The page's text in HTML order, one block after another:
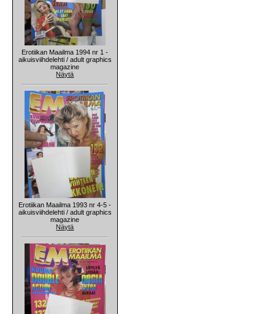
Erotiikan Maailma 1994 nr 1 -
aikuisviihdelehti / adult graphics
magazine
Näytä
Erotiikan Maailma 1993 nr 4-5 -
aikuisviihdelehti / adult graphics
magazine
Näytä